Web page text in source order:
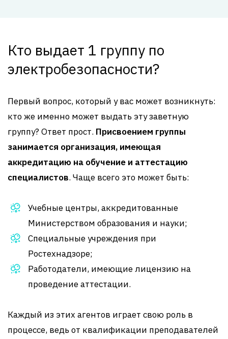
Кто выдает 1 группу по
электробезопасности?
Первый вопрос, который у вас может возникнуть:
кто же именно может выдать эту заветную
группу? Ответ прост. Присвоением группы
занимается организация, имеющая
аккредитацию на обучение и аттестацию
специалистов. Чаще всего это может быть:
Учебные центры, аккредитованные
Министерством образования и науки;
Специальные учреждения при
Ростехнадзоре;
Работодатели, имеющие лицензию на
проведение аттестации.
Каждый из этих агентов играет свою роль в
процессе, ведь от квалификации преподавателей